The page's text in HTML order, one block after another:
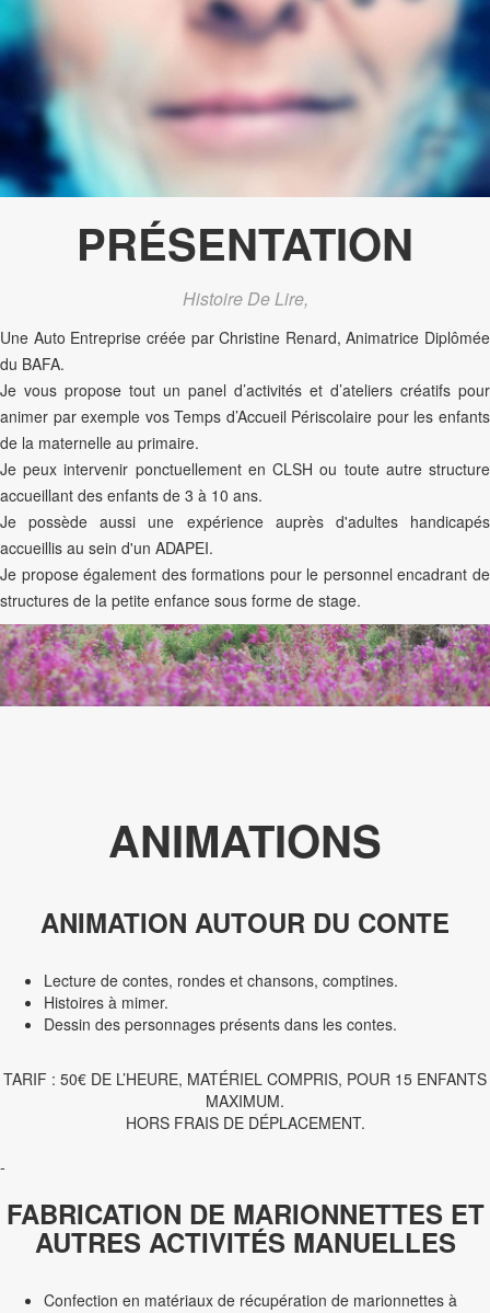
PRÉSENTATION
Histoire De Lire,
Une Auto Entreprise créée par Christine Renard, Animatrice Diplômée
du BAFA.
Je vous propose tout un panel d’activités et d’ateliers créatifs pour
animer par exemple vos Temps d’Accueil Périscolaire pour les enfants
de la maternelle au primaire.
Je peux intervenir ponctuellement en CLSH ou toute autre structure
accueillant des enfants de 3 à 10 ans.
Je possède aussi une expérience auprès d'adultes handicapés
accueillis au sein d'un ADAPEI.
Je propose également des formations pour le personnel encadrant de
structures de la petite enfance sous forme de stage.
ANIMATIONS
ANIMATION AUTOUR DU CONTE
Lecture de contes, rondes et chansons, comptines.
Histoires à mimer.
Dessin des personnages présents dans les contes.
TARIF : 50€ DE L’HEURE, MATÉRIEL COMPRIS, POUR 15 ENFANTS
MAXIMUM.
HORS FRAIS DE DÉPLACEMENT.
-
FABRICATION DE MARIONNETTES ET
AUTRES ACTIVITÉS MANUELLES
Confection en matériaux de récupération de marionnettes à